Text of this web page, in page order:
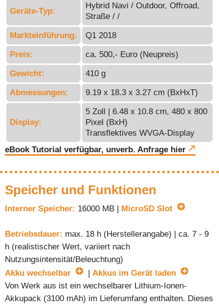
Geräte-Typ:
Hybrid Navi / Outdoor, Offroad,
Straße / /
Markteinführung: Q1 2018
Preis: ca. 500,- Euro (Neupreis)
Gewicht: 410 g
Abmessungen: 9.19 x 18.3 x 3.27 cm (BxHxT)
Display:
5 Zoll | 6.48 x 10.8 cm, 480 x 800
Pixel (BxH)
Transflektives WVGA-Display
eBook Tutorial verfügbar, unverb. Anfrage hier
Speicher und Funktionen
Interner Speicher: 16000 MB | MicroSD Slot
Betriebsdauer: max. 18 h (Herstellerangabe) | ca. 7 - 9
h (realistischer Wert, variiert nach
Nutzungsintensität/Beleuchtung)
Akku wechselbar
| Akkus im Gerät laden
Von Werk aus ist ein wechselbarer Lithium-Ionen-
Akkupack (3100 mAh) im Lieferumfang enthalten. Dieses